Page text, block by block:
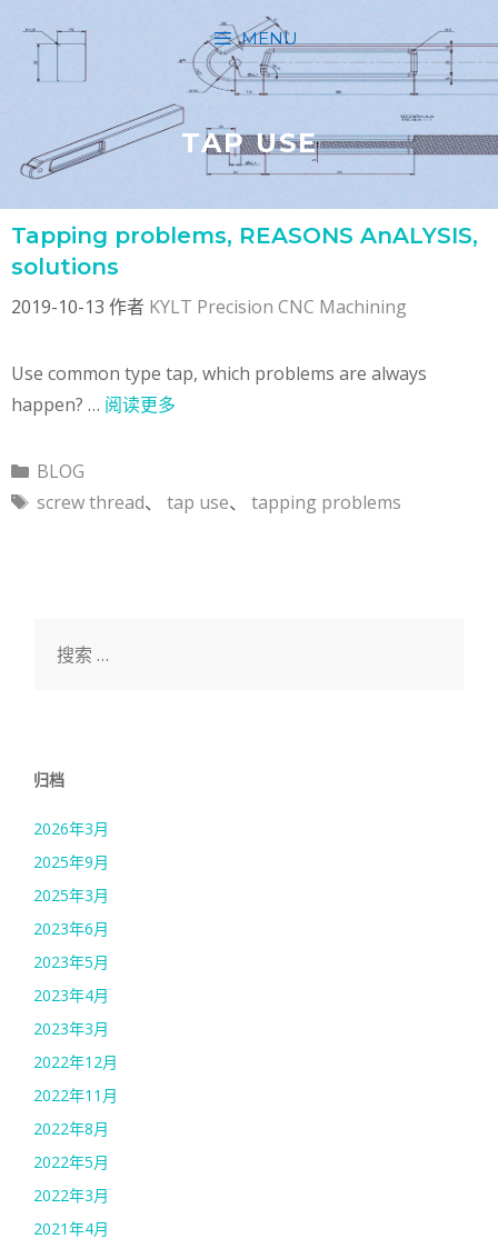
MENU
TAP USE
Tapping problems, REASONS AnALYSIS,
solutions
2019-10-13 作者 KYLT Precision CNC Machining
Use common type tap, which problems are always
happen? … 阅读更多
分
类
BLOG
标
screw thread、 tap use、 tapping problems
索：
归档
2026年3月
2025年9月
2025年3月
2023年6月
2023年5月
2023年4月
2023年3月
2022年12月
2022年11月
2022年8月
2022年5月
2022年3月
2021年4月